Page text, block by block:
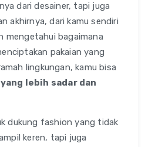
dari desainer, tapi juga
akhirnya, dari kamu sendiri
mengetahui bagaimana
pakaian yang
lingkungan, kamu bisa
lebih sadar dan
dukung fashion yang tidak
keren, tapi juga